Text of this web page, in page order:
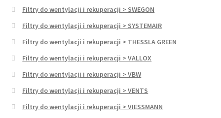
Filtry do wentylacji i rekuperacji > SWEGON
Filtry do wentylacji i rekuperacji > SYSTEMAIR
Filtry do wentylacji i rekuperacji > THESSLA GREEN
Filtry do wentylacji i rekuperacji > VALLOX
Filtry do wentylacji i rekuperacji > VBW
Filtry do wentylacji i rekuperacji > VENTS
Filtry do wentylacji i rekuperacji > VIESSMANN